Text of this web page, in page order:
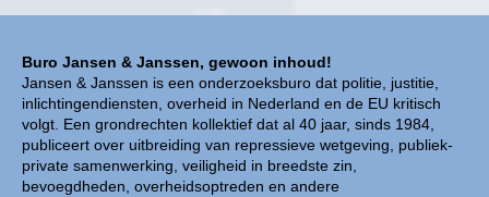
Buro Jansen & Janssen, gewoon inhoud!
Jansen & Janssen is een onderzoeksburo dat politie, justitie,
inlichtingendiensten, overheid in Nederland en de EU kritisch
volgt. Een grondrechten kollektief dat al 40 jaar, sinds 1984,
publiceert over uitbreiding van repressieve wetgeving, publiek-
private samenwerking, veiligheid in breedste zin,
bevoegdheden, overheidsoptreden en andere